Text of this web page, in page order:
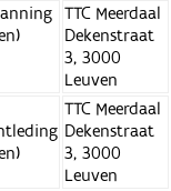
TTC Meerdaal
Dekenstraat
3, 3000
Leuven
TTC Meerdaal
Dekenstraat
3, 3000
Leuven